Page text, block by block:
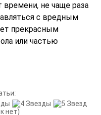
времени, не чаще раза
с вредным
прекрасным
или частью
нет)